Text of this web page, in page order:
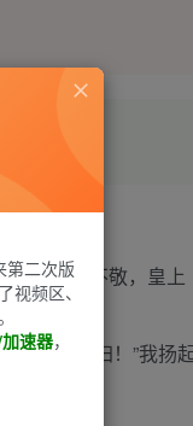
以若有所不敬，皇上
不醉不归！”我扬
第二次版
频区、
速器，